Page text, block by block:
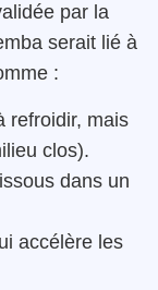
par la
serait lié à
:
refroidir, mais
clos).
dans un
accélère les